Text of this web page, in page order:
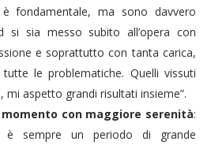
fondamentale, ma sono davvero
si sia messo subito all’opera con
e soprattutto con tanta carica,
le problematiche. Quelli vissuti
mi aspetto grandi risultati insieme”.
con maggiore serenità:
è sempre un periodo di grande